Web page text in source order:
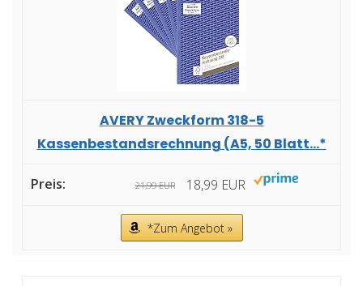
AVERY Zweckform 318-5
Kassenbestandsrechnung (A5, 50 Blatt...*
21,99 EUR 18,99 EUR
*Zum Angebot »